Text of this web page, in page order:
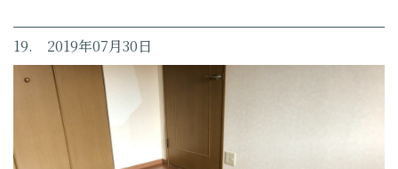
19. 2019年07月30日